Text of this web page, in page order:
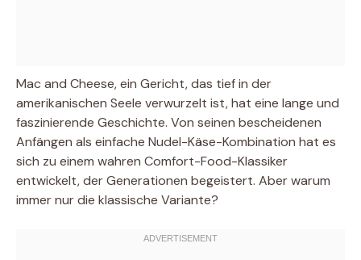
Mac and Cheese, ein Gericht, das tief in der
amerikanischen Seele verwurzelt ist, hat eine lange und
faszinierende Geschichte. Von seinen bescheidenen
Anfängen als einfache Nudel-Käse-Kombination hat es
sich zu einem wahren Comfort-Food-Klassiker
entwickelt, der Generationen begeistert. Aber warum
immer nur die klassische Variante?